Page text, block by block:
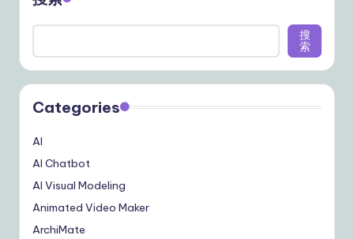
搜
索
Categories
AI
AI Chatbot
AI Visual Modeling
Animated Video Maker
ArchiMate